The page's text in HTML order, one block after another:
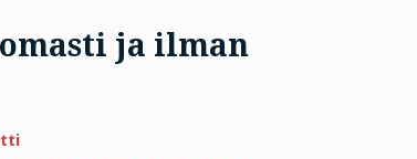
ja ilman
artikkeliin